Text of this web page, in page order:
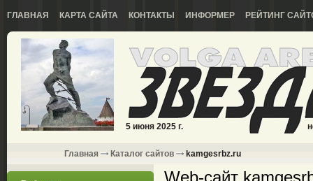
ГЛАВНАЯ КАРТА САЙТА КОНТАКТЫ ИНФОРМЕР РЕЙТИНГ
5 июня 2025 г.
Главная Каталог сайтов kamgesrbz.ru
Web-сайт